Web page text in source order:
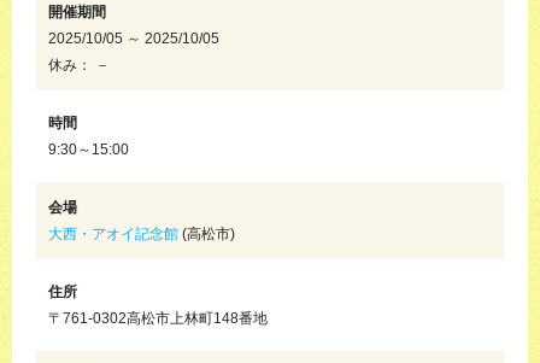
開催期間
2025/10/05 ～ 2025/10/05
休み： －
時間
9:30～15:00
会場
大西・アオイ記念館 (高松市)
住所
〒761-0302高松市上林町148番地